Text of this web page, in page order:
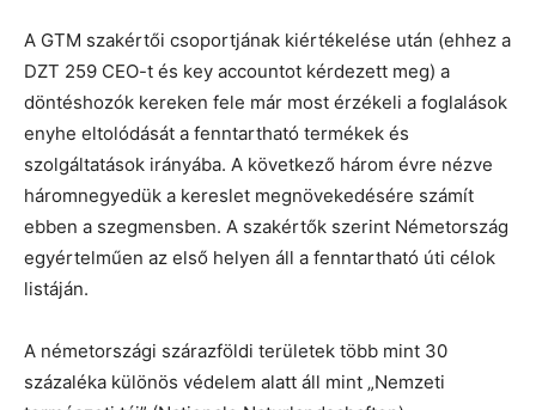
A GTM szakértői csoportjának kiértékelése után (ehhez a
DZT 259 CEO-t és key accountot kérdezett meg) a
döntéshozók kereken fele már most érzékeli a foglalások
enyhe eltolódását a fenntartható termékek és
szolgáltatások irányába. A következő három évre nézve
háromnegyedük a kereslet megnövekedésére számít
ebben a szegmensben. A szakértők szerint Németország
egyértelműen az első helyen áll a fenntartható úti célok
listáján.
A németországi szárazföldi területek több mint 30
százaléka különös védelem alatt áll mint „Nemzeti